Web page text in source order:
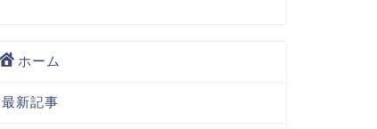
ホーム
最新記事